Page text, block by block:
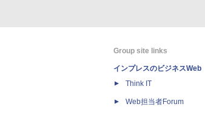
Group site links
インプレスのビジネスWeb
Think IT
Web担当者Forum